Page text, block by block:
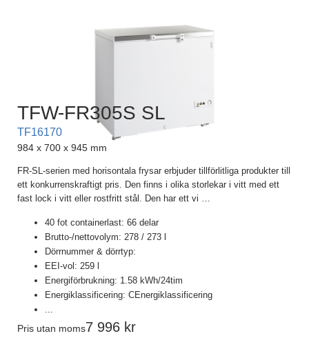
TFW-FR305S SL
TF16170
984 x 700 x 945 mm
FR-SL-serien med horisontala frysar erbjuder tillförlitliga produkter till
ett konkurrenskraftigt pris. Den finns i olika storlekar i vitt med ett
fast lock i vitt eller rostfritt stål. Den har ett vi …
40 fot containerlast: 66 delar
Brutto-/nettovolym: 278 / 273 l
Dörrnummer & dörrtyp:
EEI-vol: 259 l
Energiförbrukning: 1.58 kWh/24tim
Energiklassificering: CEnergiklassificering
...
Pris utan moms7 996